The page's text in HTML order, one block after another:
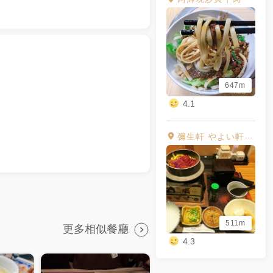
647m
4.1
彌生軒 やよい軒 YAYOI 七張店
511m
4.3
更多相似餐廳